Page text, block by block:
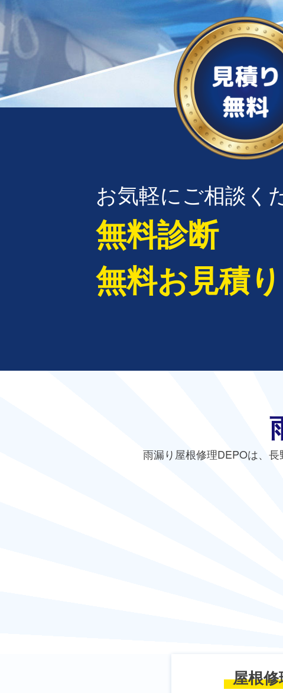
お気軽にご相談く
無料診断
無料お見積り
雨漏り屋根修理DEPOは、長
屋根